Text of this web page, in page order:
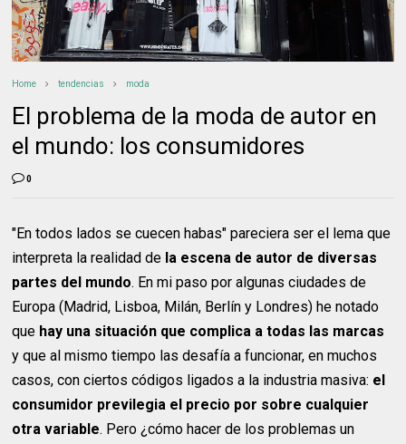
Home tendencias moda
El problema de la moda de autor en
el mundo: los consumidores
0
"En todos lados se cuecen habas" pareciera ser el lema que
interpreta la realidad de la escena de autor de diversas
partes del mundo. En mi paso por algunas ciudades de
Europa (Madrid, Lisboa, Milán, Berlín y Londres) he notado
que hay una situación que complica a todas las marcas
y que al mismo tiempo las desafía a funcionar, en muchos
casos, con ciertos códigos ligados a la industria masiva: el
consumidor previlegia el precio por sobre cualquier
otra variable. Pero ¿cómo hacer de los problemas un